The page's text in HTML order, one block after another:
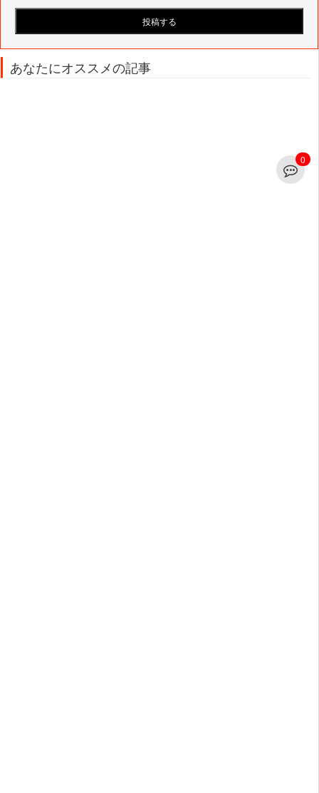
0
あなたにオススメの記事